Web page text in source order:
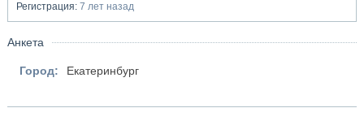
Регистрация:7 лет назад
Анкета
Город: Екатеринбург